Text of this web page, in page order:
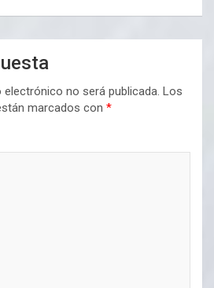
no será publicada. Los
marcados con *